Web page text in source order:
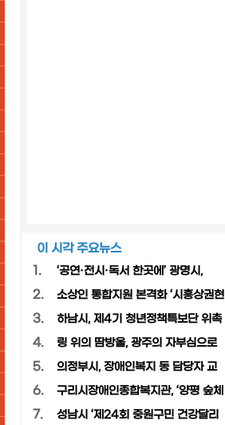
이 시각 주요뉴스
1.
‘공연·전시·독서 한곳에’ 광명시,
2. 소상인 통합지원 본격화 ‘시흥상권현
3. 하남시, 제4기 청년정책특보단 위촉
4. 링 위의 땀방울, 광주의 자부심으로
5. 의정부시, 장애인복지 동 담당자 교
6. 구리시장애인종합복지관, ‘양평 숲체
7. 성남시 ‘제24회 중원구민 건강달리